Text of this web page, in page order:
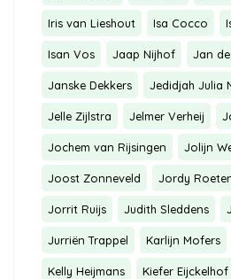
Iris van Lieshout Isa Cocco
Isan Vos Jaap Nijhof Jan
Janske Dekkers Jedidjah Julia
Jelle Zijlstra Jelmer Verheij
Jochem van Rijsingen Jolijn
Joost Zonneveld Jordy
Jorrit Ruijs Judith Sleddens
Jurriën Trappel Karlijn Mofers
Kelly Heijmans Kiefer Eijckelhof